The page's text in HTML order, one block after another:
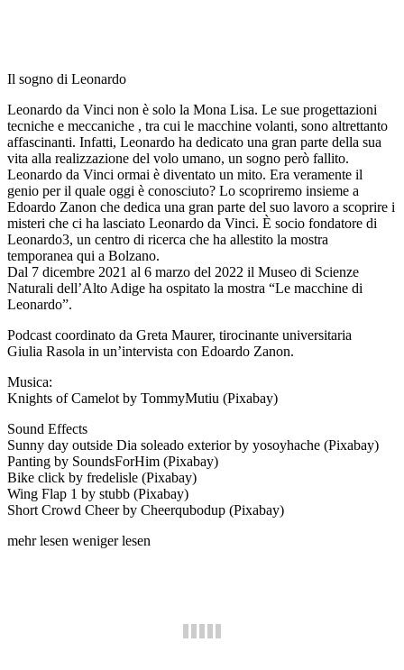
Il sogno di Leonardo
Leonardo da Vinci non è solo la Mona Lisa. Le sue progettazioni
tecniche e meccaniche , tra cui le macchine volanti, sono altrettanto
affascinanti. Infatti, Leonardo ha dedicato una gran parte della sua
vita alla realizzazione del volo umano, un sogno però fallito.
Leonardo da Vinci ormai è diventato un mito. Era veramente il
genio per il quale oggi è conosciuto? Lo scopriremo insieme a
Edoardo Zanon che dedica una gran parte del suo lavoro a scoprire i
misteri che ci ha lasciato Leonardo da Vinci. È socio fondatore di
Leonardo3, un centro di ricerca che ha allestito la mostra
temporanea qui a Bolzano.
Dal 7 dicembre 2021 al 6 marzo del 2022 il Museo di Scienze
Naturali dell’Alto Adige ha ospitato la mostra “Le macchine di
Leonardo”.
Podcast coordinato da Greta Maurer, tirocinante universitaria
Giulia Rasola in un’intervista con Edoardo Zanon.
Musica:
Knights of Camelot by TommyMutiu (Pixabay)
Sound Effects
Sunny day outside Dia soleado exterior by yosoyhache (Pixabay)
Panting by SoundsForHim (Pixabay)
Bike click by fredelisle (Pixabay)
Wing Flap 1 by stubb (Pixabay)
Short Crowd Cheer by Cheerqubodup (Pixabay)
mehr lesen weniger lesen